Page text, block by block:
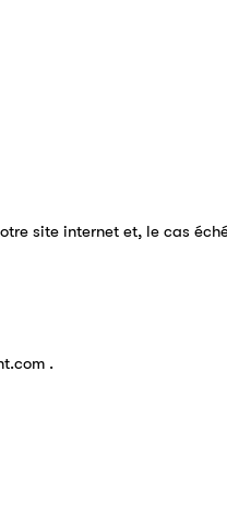
site internet et, le cas
.